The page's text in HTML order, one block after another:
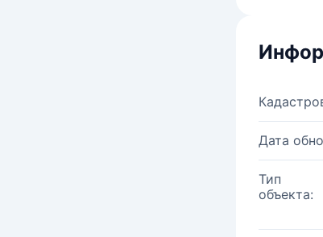
Дата
Тип
объекта: